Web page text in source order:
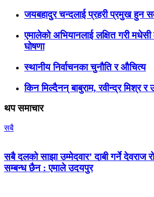
जयबहादुर चन्दलाई प्रहरी प्रमुख हुन
एमालेको अभियानलाई लक्षित गरी मधेसी
घोषणा
स्थानीय निर्वाचनका चुनौति र औचित्य
किन मिल्दैनन् बाबुराम, रवीन्द्र मिश्र
थप समाचार
सबै
सबै दलको साझा उम्मेदवार’ दाबी गर्ने देवराज
सम्बन्ध छैन : एमाले उदयपुर